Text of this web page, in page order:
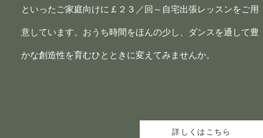
といったご家庭向けに￡２３／回～自宅出張レッスンをご用
意しています。おうち時間をほんの少し、ダンスを通して豊
かな創造性を育むひとときに変えてみませんか。
詳しくはこちら